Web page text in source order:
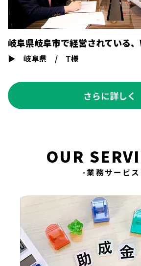
岐阜県岐阜市で経営されている
▶ 岐阜県 / T様
さらに詳しく
OUR
-業務サービ